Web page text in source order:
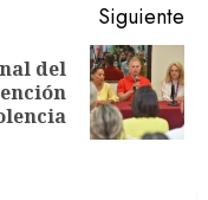
Siguiente
del